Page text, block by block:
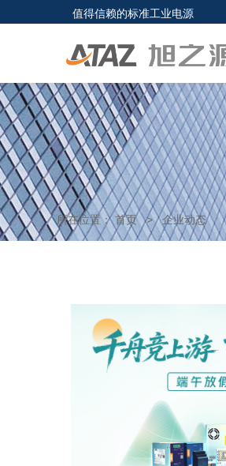
值得信赖的标准工业电源
所在位置：首页>企业动态